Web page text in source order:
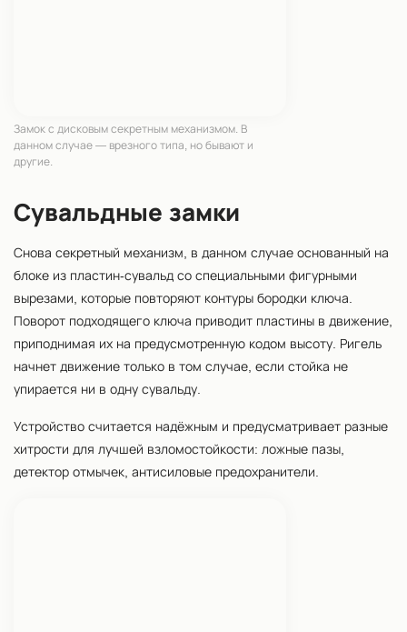
Замок с дисковым секретным механизмом. В
данном случае — врезного типа, но бывают и
другие.
Сувальдные замки
Снова секретный механизм, в данном случае основанный на
блоке из пластин-сувальд со специальными фигурными
вырезами, которые повторяют контуры бородки ключа.
Поворот подходящего ключа приводит пластины в движение,
приподнимая их на предусмотренную кодом высоту. Ригель
начнет движение только в том случае, если стойка не
упирается ни в одну сувальду.
Устройство считается надёжным и предусматривает разные
хитрости для лучшей взломостойкости: ложные пазы,
детектор отмычек, антисиловые предохранители.